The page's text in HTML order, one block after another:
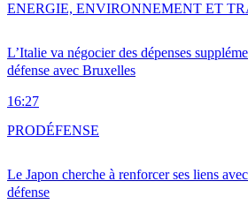
L’Italie va négocier des dépenses
défense avec Bruxelles
16:27
ENERGIE, ENVIRONNEMENT ET
Le Japon cherche à renforcer ses liens
défense
PRODÉFENSE